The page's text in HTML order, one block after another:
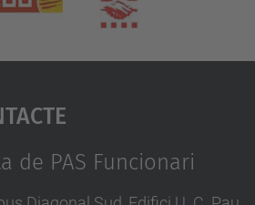
de PAS Funcionari